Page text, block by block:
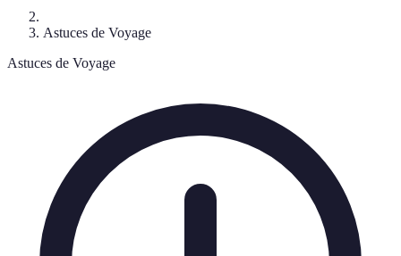
Astuces de Voyage
Astuces de Voyage